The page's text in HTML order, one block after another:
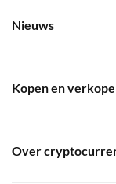
Nieuws
Kopen en
Over